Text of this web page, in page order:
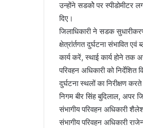
उन्होंने सडकोे पर स्पीडोमीटर
दिए।
जिलाधिकारी ने सडक
क्षेत्रांर्तगत दुर्घटना संभावित
कार्य करें, स्थाई कार्य होने
परिवहन अधिकारी को
दुर्घटना स्थलों का निरीक्षण
निगम बीर सिंह बुदिलाल, अपर
संभागीय परिवहन अधिकारी
संभागीय परिवहन अधिकारी